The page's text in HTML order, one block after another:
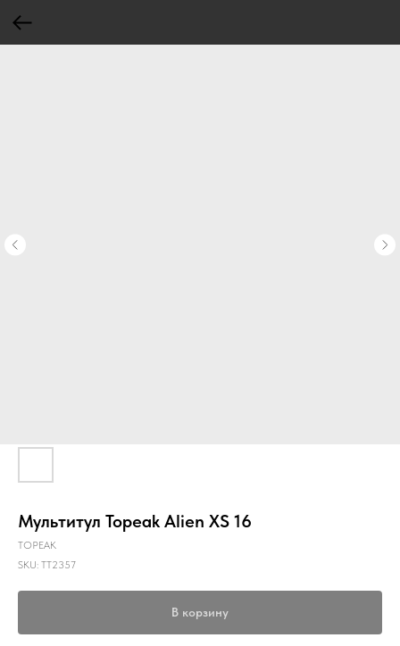
Мультитул Topeak Alien XS 16
TOPEAK
SKU: TT2357
В корзину